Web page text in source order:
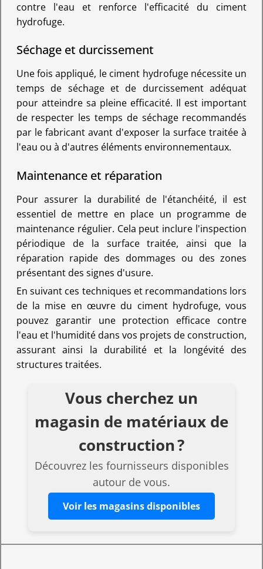
contre l'eau et renforce l'efficacité du ciment
hydrofuge.
Séchage et durcissement
Une fois appliqué, le ciment hydrofuge nécessite un
temps de séchage et de durcissement adéquat
pour atteindre sa pleine efficacité. Il est important
de respecter les temps de séchage recommandés
par le fabricant avant d'exposer la surface traitée à
l'eau ou à d'autres éléments environnementaux.
Maintenance et réparation
Pour assurer la durabilité de l'étanchéité, il est
essentiel de mettre en place un programme de
maintenance régulier. Cela peut inclure l'inspection
périodique de la surface traitée, ainsi que la
réparation rapide des dommages ou des zones
présentant des signes d'usure.
En suivant ces techniques et recommandations lors
de la mise en œuvre du ciment hydrofuge, vous
pouvez garantir une protection efficace contre
l'eau et l'humidité dans vos projets de construction,
assurant ainsi la durabilité et la longévité des
structures traitées.
Vous cherchez un
magasin de matériaux de
construction ?
Découvrez les fournisseurs disponibles
autour de vous.
Voir les magasins disponibles